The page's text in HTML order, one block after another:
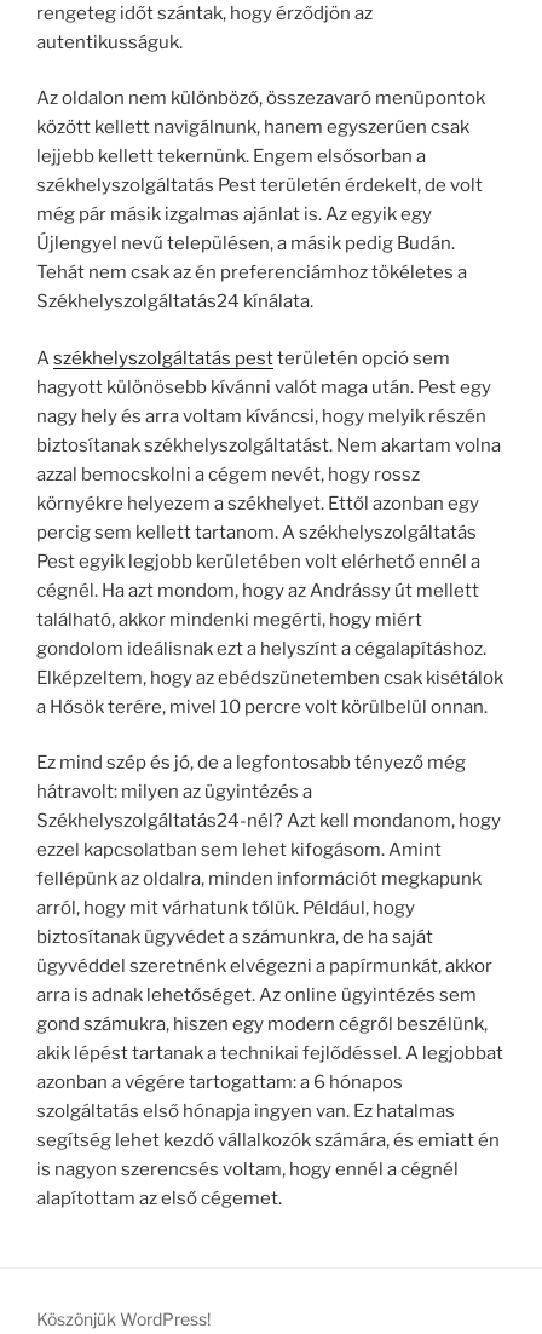
rengeteg időt szántak, hogy érződjön az
autentikusságuk.
Az oldalon nem különböző, összezavaró menüpontok
között kellett navigálnunk, hanem egyszerűen csak
lejjebb kellett tekernünk. Engem elsősorban a
székhelyszolgáltatás Pest területén érdekelt, de volt
még pár másik izgalmas ajánlat is. Az egyik egy
Újlengyel nevű településen, a másik pedig Budán.
Tehát nem csak az én preferenciámhoz tökéletes a
Székhelyszolgáltatás24 kínálata.
A székhelyszolgáltatás pestterületén opció sem
hagyott különösebb kívánni valót maga után. Pest egy
nagy hely és arra voltam kíváncsi, hogy melyik részén
biztosítanak székhelyszolgáltatást. Nem akartam volna
azzal bemocskolni a cégem nevét, hogy rossz
környékre helyezem a székhelyet. Ettől azonban egy
percig sem kellett tartanom. A székhelyszolgáltatás
Pest egyik legjobb kerületében volt elérhető ennél a
cégnél. Ha azt mondom, hogy az Andrássy út mellett
található, akkor mindenki megérti, hogy miért
gondolom ideálisnak ezt a helyszínt a cégalapításhoz.
Elképzeltem, hogy az ebédszünetemben csak kisétálok
a Hősök terére, mivel 10 percre volt körülbelül onnan.
Ez mind szép és jó, de a legfontosabb tényező még
hátravolt: milyen az ügyintézés a
Székhelyszolgáltatás24-nél? Azt kell mondanom, hogy
ezzel kapcsolatban sem lehet kifogásom. Amint
fellépünk az oldalra, minden információt megkapunk
arról, hogy mit várhatunk tőlük. Például, hogy
biztosítanak ügyvédet a számunkra, de ha saját
ügyvéddel szeretnénk elvégezni a papírmunkát, akkor
arra is adnak lehetőséget. Az online ügyintézés sem
gond számukra, hiszen egy modern cégről beszélünk,
akik lépést tartanak a technikai fejlődéssel. A legjobbat
azonban a végére tartogattam: a 6 hónapos
szolgáltatás első hónapja ingyen van. Ez hatalmas
segítség lehet kezdő vállalkozók számára, és emiatt én
is nagyon szerencsés voltam, hogy ennél a cégnél
alapítottam az első cégemet.
Köszönjük WordPress!